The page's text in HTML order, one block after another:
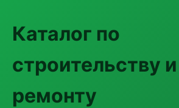
Каталог по
строительству и
ремонту